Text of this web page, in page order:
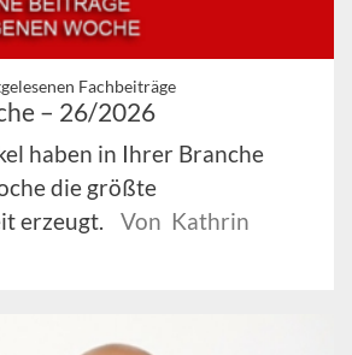
Fachbeiträge
– 26/2026
haben in Ihrer Branche
die größte
erzeugt.
Von Kathrin